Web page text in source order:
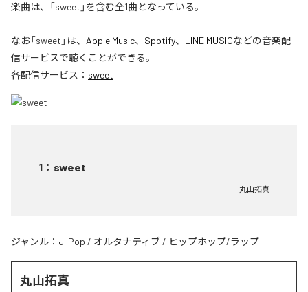
楽曲は、「sweet」を含む全1曲となっている。
なお「sweet 」は、 Apple Music、 Spotify、 LINE MUSICなどの音楽配
信サービスで聴くことができる。
各配信サービス： sweet
1 ： sweet
丸山拓真
ジャンル： J-Pop / オルタナティブ / ヒップホップ/ラップ
丸山拓真